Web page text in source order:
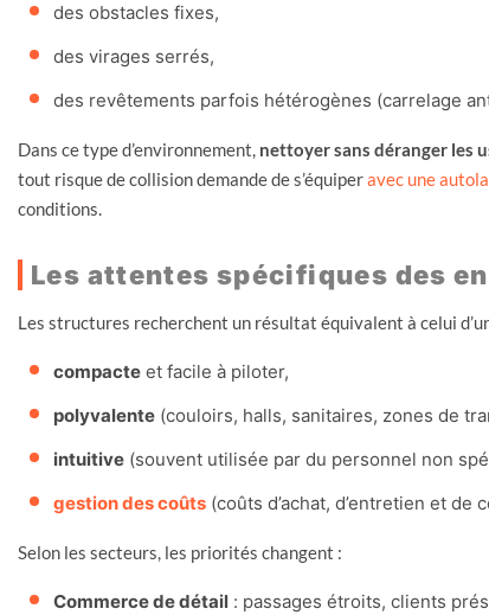
des obstacles fixes,
des virages serrés,
des revêtements parfois hétérogènes (carrelage
Dans ce type d’environnement, nettoyer sans déranger les
tout risque de collision demande de s’équiperavec une
conditions.
Les attentes spécifiques des
Les structures recherchent un résultat équivalent à celui
compacte et facile à piloter,
polyvalente (couloirs, halls, sanitaires, zones de
intuitive (souvent utilisée par du personnel non
gestion des coûts (coûts d’achat, d’entretien et de
Selon les secteurs, les priorités changent :
Commerce de détail : passages étroits, clients